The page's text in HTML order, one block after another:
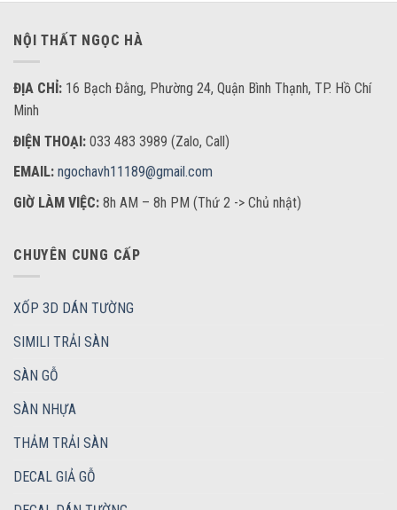
NỘI THẤT NGỌC HÀ
ĐỊA CHỈ: 16 Bạch Đằng, Phường 24, Quận Bình Thạnh, TP. Hồ Chí
Minh
ĐIỆN THOẠI: 033 483 3989 (Zalo, Call)
EMAIL: ngochavh11189@gmail.com
GIỜ LÀM VIỆC: 8h AM – 8h PM (Thứ 2 -> Chủ nhật)
CHUYÊN CUNG CẤP
XỐP 3D DÁN TƯỜNG
SIMILI TRẢI SÀN
SÀN GỖ
SÀN NHỰA
THẢM TRẢI SÀN
DECAL GIẢ GỖ